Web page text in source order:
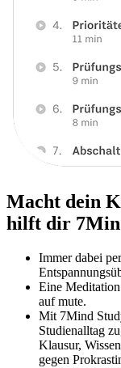
Macht dein
hilft dir
Immer dabei
Eine
auf mute.
Mit 7Mind
Studienalltag
Klausur,
gegen